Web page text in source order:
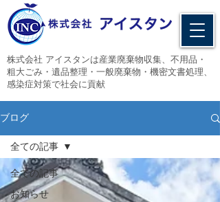
​株式会社 アイスタンは産業廃棄物収集、不用品・
粗大ごみ・遺品整理・一般廃棄物・機密文書処理、
感染症対策で社会に貢献
ブログ
全ての記事
お知らせ
全ての記事